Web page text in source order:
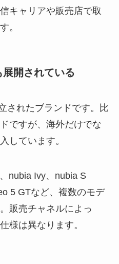
キャリアや販売店で取
。
開されている
されたブランドです。比
ですが、海外だけでな
しています。
nubia Ivy、nubia S
5 GTなど、複数のモデ
販売チャネルによっ
様は異なります。